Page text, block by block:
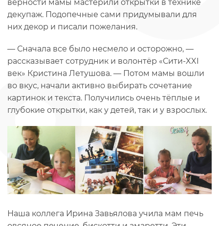
верности мамы мастерили открытки в технике
декупаж. Подопечные сами придумывали для
них декор и писали пожелания.
— Сначала все было несмело и осторожно, —
рассказывает сотрудник и волонтёр «Сити-XXI
век» Кристина Летушова. — Потом мамы вошли
во вкус, начали активно выбирать сочетание
картинок и текста. Получились очень тёплые и
глубокие открытки, как у детей, так и у взрослых.
Наша коллега Ирина Завьялова учила мам печь